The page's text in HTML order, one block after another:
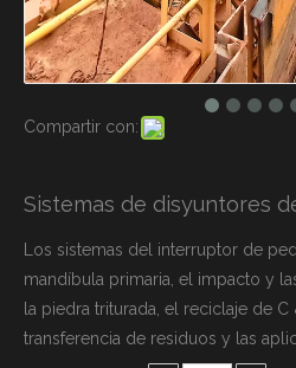
Compartir con:
Sistemas de disyuntores
Los sistemas del interruptor de
mandíbula primaria, el impacto y
la piedra triturada, el reciclaje de
transferencia de residuos y las